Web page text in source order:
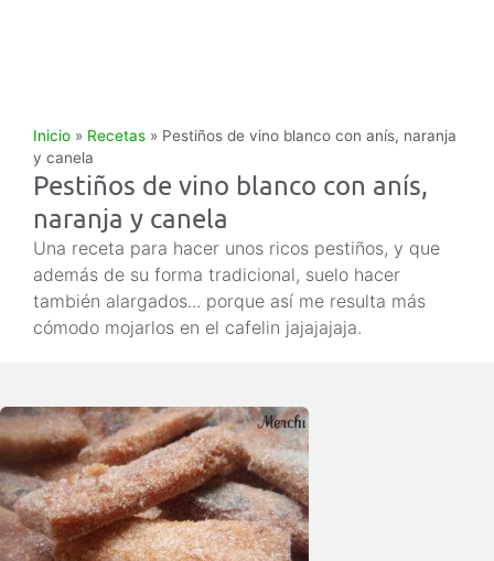
Inicio » Recetas » Pestiños de vino blanco con anís, naranja
y canela
Pestiños de vino blanco con anís,
naranja y canela
Una receta para hacer unos ricos pestiños, y que
además de su forma tradicional, suelo hacer
también alargados... porque así me resulta más
cómodo mojarlos en el cafelin jajajajaja.